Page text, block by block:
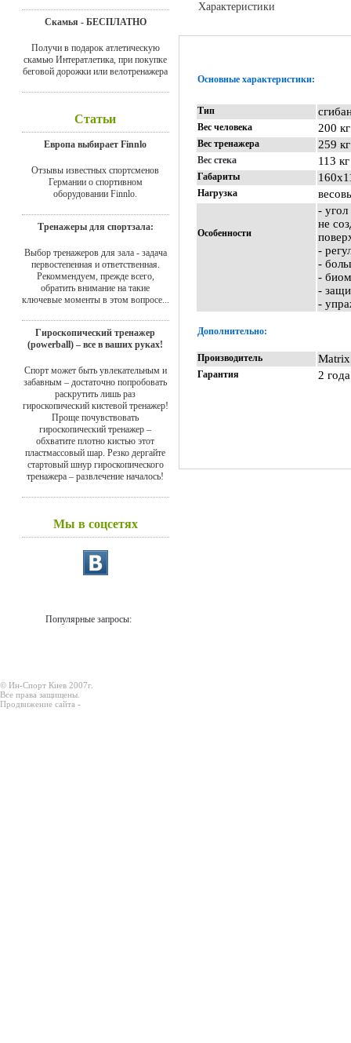
Скамья - БЕСПЛАТНО
Получи в подарок атлетическую
скамью Интератлетика, при покупке
беговой дорожки или велотренажера
Статьи
Европа выбирает Finnlo
Отзывы известных спортсменов
Германии о спортивном
оборудовании Finnlo.
Тренажеры для спортзала:
Выбор тренажеров для зала - задача
первостепенная и ответственная.
Рекоммендуем, прежде всего,
обратить внимание на такие
ключевые моменты в этом вопросе...
Гироскопический тренажер
(powerball) – все в ваших руках!
Спорт может быть увлекательным и
забавным – достаточно попробовать
раскрутить лишь раз
гироскопический кистевой тренажер!
Проще почувствовать
гироскопический тренажер –
обхватите плотно кистью этот
пластмассовый шар. Резко дергайте
стартовый шнур гироскопического
тренажера – развлечение началось!
Мы в соцсетях
Популярные запросы:
Характеристики
Основные характеристики:
Тип
Вес человека 200 кг
Вес тренажера 259
Вес стека 113 кг
Габариты
Нагрузка
Особенности
-
не
-
-
-
-
-
Дополнительно:
Производитель Matrix
Гарантия 2 года
© Ин-Спорт Киев 2007г.
Все права защищены.
Продвижение сайта -